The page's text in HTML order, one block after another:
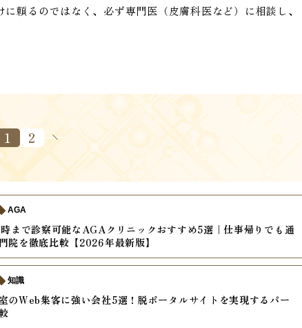
頼るのではなく、必ず専門医（皮膚科医など）に相談し、
1 2
まで診察可能なAGAクリニックおすすめ5選｜仕事帰りでも通
院を徹底比較【2026年最新版】
AGA
のWeb集客に強い会社5選！脱ポータルサイトを実現するパー
知識